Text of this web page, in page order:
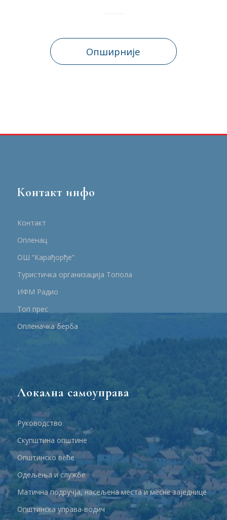
Опширније
Контакт инфо
Контакт
Опленац
ОШ “Карађорђе”
Туристичка организација Топола
ИФМ Радио
Топ прес
Опленачка берба
Локална самоуправа
Руководство
Скупштина општине
Општинско веће
Одељења и службе
Матична подручја, насељена места и месне заједнице
Општинска управа-водич